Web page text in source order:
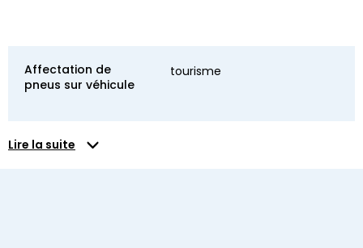
Affectation de
pneus sur véhicule
tourisme
Lire la suite